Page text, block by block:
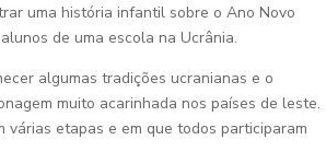
uma história infantil sobre o Ano Novo
de uma escola na Ucrânia.
algumas tradições ucranianas e o
muito acarinhada nos países de leste.
várias etapas e em que todos participaram